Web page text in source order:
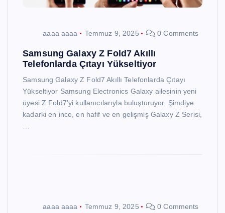
aaaa aaaa Temmuz 9, 2025 0 Comments
Samsung Galaxy Z Fold7 Akıllı
Telefonlarda Çıtayı Yükseltiyor
Samsung Galaxy Z Fold7 Akıllı Telefonlarda Çıtayı
Yükseltiyor Samsung Electronics Galaxy ailesinin yeni
üyesi Z Fold7’yi kullanıcılarıyla buluşturuyor. Şimdiye
kadarki en ince, en hafif ve en gelişmiş Galaxy Z Serisi,
aaaa aaaa Temmuz 9, 2025 0 Comments